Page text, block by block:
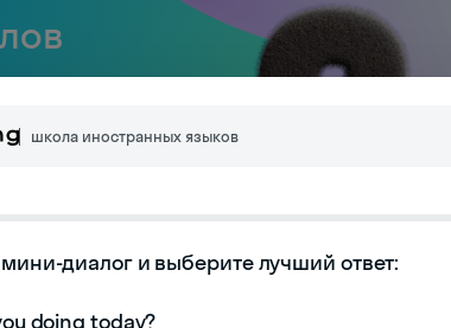
школа иностранных языков
диалог и выберите лучший ответ: